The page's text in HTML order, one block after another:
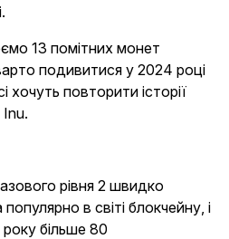
13 помітних монет
подивитися у 2024 році
хочуть повторити історії
Inu.
рівня 2 швидко
в світі блокчейну, і
більше 80